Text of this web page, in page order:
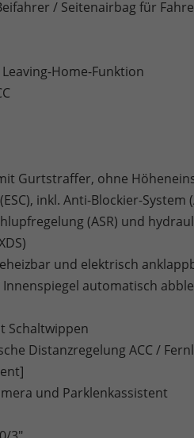
/ Seitenairbag für
Home-Funktion
Gurtstraffer, ohne
inkl. Anti-Blockier-System
(ASR) und
und elektrisch
automatisch
Schaltwippen
Distanzregelung ACC /
und Parklenkassistent